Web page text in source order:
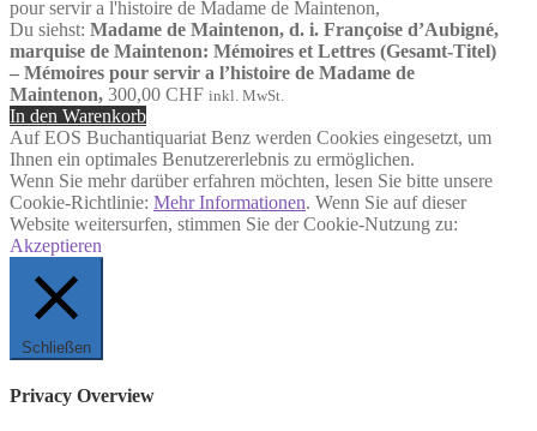
Du siehst: Madame de Maintenon, d. i. Françoise d’Aubigné,
marquise de Maintenon: Mémoires et Lettres (Gesamt-Titel)
– Mémoires pour servir a l’histoire de Madame de
Maintenon, 300,00 CHF inkl. MwSt.
In den Warenkorb
Auf EOS Buchantiquariat Benz werden Cookies eingesetzt, um
Ihnen ein optimales Benutzererlebnis zu ermöglichen.
Wenn Sie mehr darüber erfahren möchten, lesen Sie bitte unsere
Cookie-Richtlinie: Mehr Informationen. Wenn Sie auf dieser
Website weitersurfen, stimmen Sie der Cookie-Nutzung zu:
Akzeptieren
Schließen
Privacy Overview